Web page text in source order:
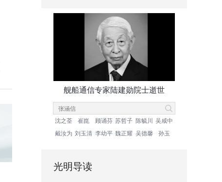
舰船通信专家陆建勋院士逝世
沈之荃 崔崑 顾诵芬 苏哲子 陈毓川
吴咸中
戴汝为 刘玉清 李幼平 魏正耀 吴德馨 孙玉
光明导读